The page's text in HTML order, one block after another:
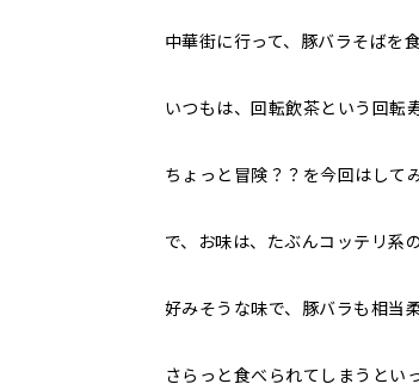
中華街に行って、豚バラそばを
いつもは、回転飲茶という回転
ちょっと冒険？？を今回はして
で、お味は、たぶんコッテリ系
好みそうな味で、豚バラも相当
さらっと食べられてしまうとい